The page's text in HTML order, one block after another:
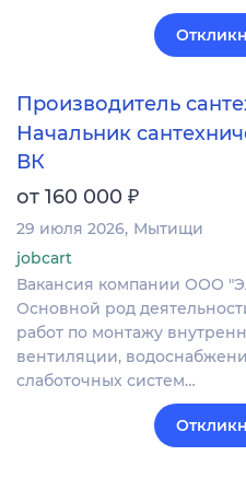
Производитель
Начальник
ВК
от 160 000 ₽
29 июля 2026 Мытищи
jobcart
Вакансия компании ООО
Основной род
работ по монтажу
вентиляции,
слаботочных систем…